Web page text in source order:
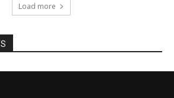
Load more